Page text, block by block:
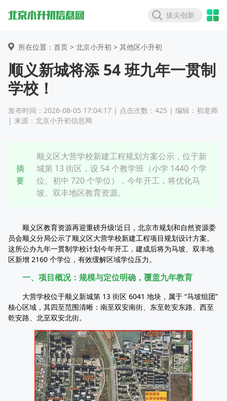
拔尖创新
所在位置：首页 > 北京小升初 > 其他区小升初
顺义新城将添 54 班九年一贯制
学校！
发布时间：2026-08-05 17:04:17 | 点击次数：425 | 编辑：初老师
| 来源：北京小升初信息网
摘
要
顺义区大营学校新建工程规划方案公示，位于新
城第 13 街区，设 54 个教学班（小学 1440 个学
位、初中 720 个学位），今年开工，将优化马
坡、双丰地区教育资源。
顺义区教育资源再迎重磅升级!近日，北京市规划和自然资源委
员会顺义分局公示了顺义区大营学校新建工程项目规划设计方案。
这所公办九年一贯制学校计划今年开工，建成后将为马坡、双丰地
区新增 2160 个学位，有效缓解区域学位压力。
一、项目概况：规模与定位明确，覆盖九年教育
大营学校位于顺义新城第 13 街区 6041 地块，属于 “马坡组团”
核心区域，其四至范围清晰：南至双安南街、东至乾安东路、西至
乾安路、北至双安北街。